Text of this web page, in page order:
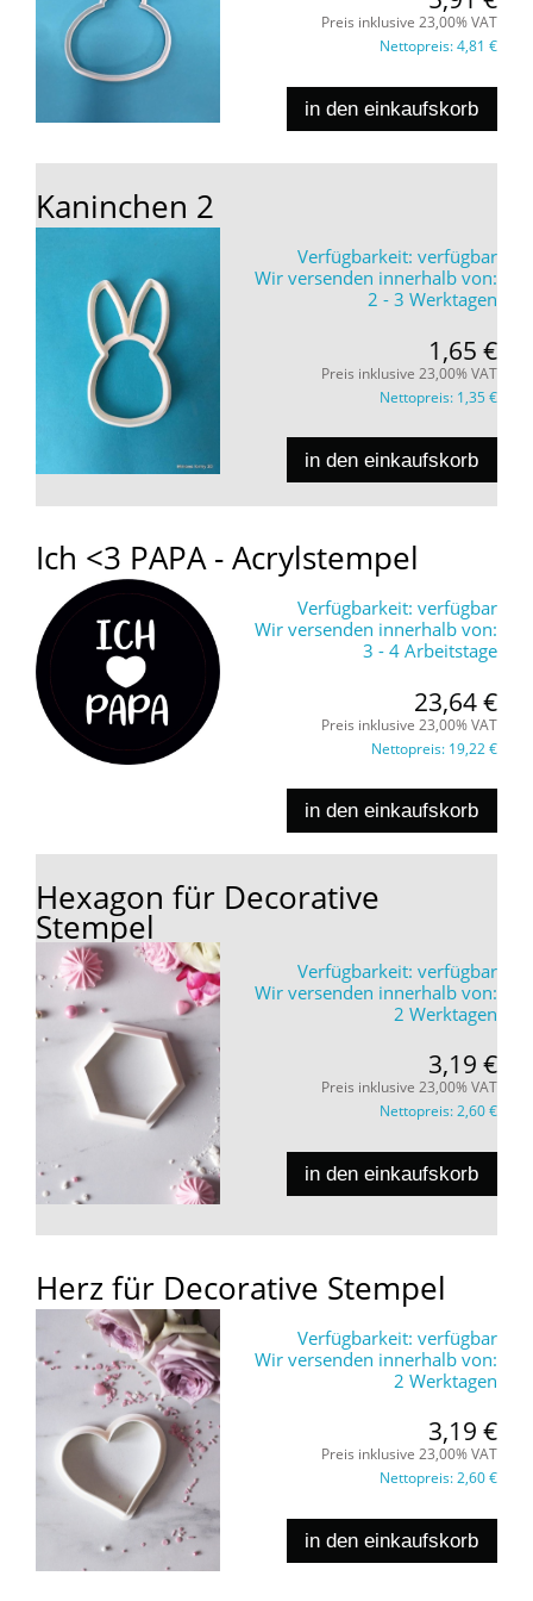
Preis inklusive 23,00% VAT
Nettopreis:4,81 €
in den einkaufskorb
Kaninchen 2
Verfügbarkeit: verfügbar
Wir versenden innerhalb von:
2 - 3 Werktagen
1,65 €
Preis inklusive 23,00% VAT
Nettopreis: 1,35 €
in den einkaufskorb
Ich <3 PAPA - Acrylstempel
Verfügbarkeit: verfügbar
Wir versenden innerhalb von:
3 - 4 Arbeitstage
23,64 €
Preis inklusive 23,00% VAT
Nettopreis: 19,22 €
in den einkaufskorb
Hexagon für Decorative
Stempel
Verfügbarkeit: verfügbar
Wir versenden innerhalb von:
2 Werktagen
3,19 €
Preis inklusive 23,00% VAT
Nettopreis:2,60 €
in den einkaufskorb
Herz für Decorative Stempel
Verfügbarkeit: verfügbar
Wir versenden innerhalb von:
2 Werktagen
3,19 €
Preis inklusive 23,00% VAT
Nettopreis:2,60 €
in den einkaufskorb